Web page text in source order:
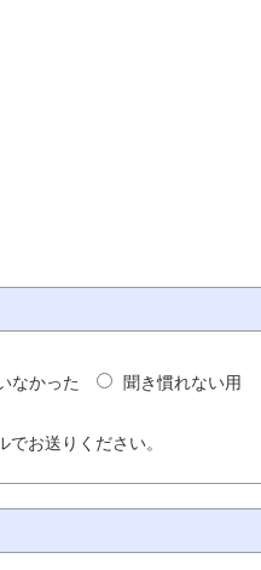
なかった
聞き慣れない用
でお送りください。